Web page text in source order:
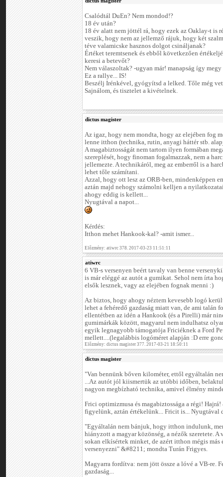
Csalódtál DuEn? Nem mondod!?
18 év után?
18 év alatt nem jöttél rá, hogy ezek az Oaklay-t is
veszik, hogy nem az jellemző rájuk, hogy két
téve valamicske hasznos dolgot csináljanak?
Értéket teremtsenek és ebből következően
keresi a betevőt?
Nem válaszoltak? -ugyan már! manapság így
Ez a rallye... IS!
Beszélj Irénkével, gyógyítsd a lelked. Tőle még
Sajnálom, és tisztelet a kivételnek.
dictus magister
Az igaz, hogy nem mondta, hogy az elejében fog
lenne itthon (technika, rutin, anyagi háttér stb.
A magabiztosságát nem tartom ilyen formában
szereplését, hogy finoman fogalmazzak, nem a
jellemezte. A technikáról, meg az emberről is a
lehet tőle számítani.
Azzal, hogy ott lesz az ORB-ben, mindenképpen
aztán majd nehogy számolni kelljen a
ahogy eddig is kellett...
Nyugtával a napot...
Kérdés:
Itthon mehet Hankook-kal? -amit ismer...
Előzmény: atiwrc 378. 2017-03-23 11:51:11
atiwrc
6 VB-s versenyen beért tavaly van benne
is már eléggé az autót a gumikat. Sehol nem írta
elsők lesznek, vagy az elejében fognak menni :)
Az biztos, hogy ahogy néztem kevesebb logó
lehet a fehéredő gazdaság miatt van, de ami talán
ellentétben az idén a Hankook (és a Pirelli) már
gumimárkák között, magyarul nem indulhatsz
egyik legnagyobb támogatója Friciéknek a Ford
mellett....(legalábbis logóméret alapján :D erre
Előzmény: dictus magister 377. 2017-03-21 18:50:11
dictus magister
"Van bennünk bőven kilométer, ettől egyáltalán
...Az autót jól kiismertük az utóbbi időben,
nagyon megbízható technika, amivel élmény
Frici optimizmusa és magabiztossága a régi!
figyelünk, aztán értékelünk... Fricit is... Nyugtával
"Egyáltalán nem bánjuk, hogy itthon indulunk,
hiányzott a magyar közönség, a nézők szeretete. A
sokan elkísértek minket, de azért itthon mégis más
versenyezni" &#8211; mondta Turán Frigyes.
Magyarra fordítva: nem jött össze a lóvé a VB-re.
gazdaság...